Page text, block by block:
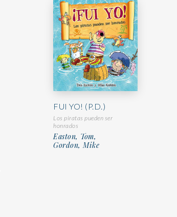
FUI YO! (P.D.)
Los piratas pueden ser
honrados
Easton, Tom,
Gordon, Mike